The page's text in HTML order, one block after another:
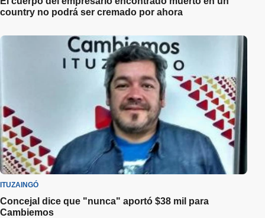
country no podrá ser cremado por ahora
ITUZAINGÓ
Concejal dice que "nunca" aportó $38 mil para
Cambiemos